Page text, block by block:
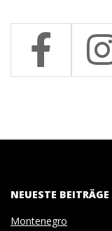
NEUESTE BEITRÄGE
Montenegro